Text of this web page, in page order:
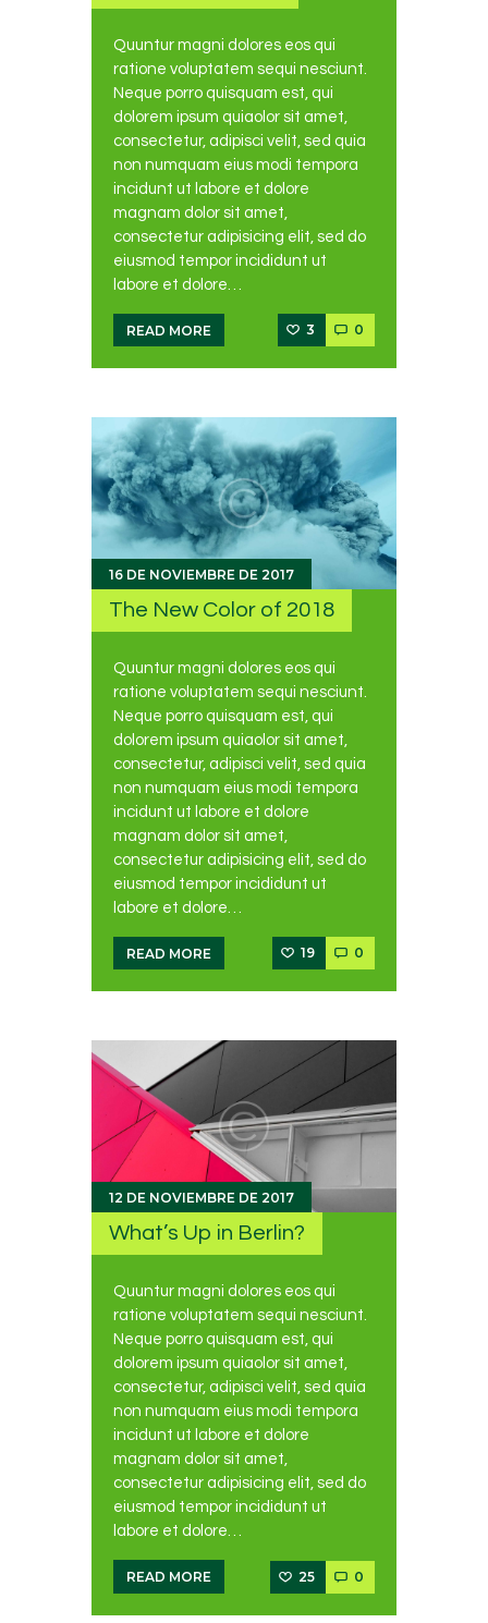
Quuntur magni dolores eos qui
ratione voluptatem sequi nesciunt.
Neque porro quisquam est, qui
dolorem ipsum quiaolor sit amet,
consectetur, adipisci velit, sed quia
non numquam eius modi tempora
incidunt ut labore et dolore
magnam dolor sit amet,
consectetur adipisicing elit, sed do
eiusmod tempor incididunt ut
labore et dolore…
READ MORE 3 0
16 DE NOVIEMBRE DE 2017
The New Color of 2018
Quuntur magni dolores eos qui
ratione voluptatem sequi nesciunt.
Neque porro quisquam est, qui
dolorem ipsum quiaolor sit amet,
consectetur, adipisci velit, sed quia
non numquam eius modi tempora
incidunt ut labore et dolore
magnam dolor sit amet,
consectetur adipisicing elit, sed do
eiusmod tempor incididunt ut
labore et dolore…
READ MORE 19 0
12 DE NOVIEMBRE DE 2017
What’s Up in Berlin?
Quuntur magni dolores eos qui
ratione voluptatem sequi nesciunt.
Neque porro quisquam est, qui
dolorem ipsum quiaolor sit amet,
consectetur, adipisci velit, sed quia
non numquam eius modi tempora
incidunt ut labore et dolore
magnam dolor sit amet,
consectetur adipisicing elit, sed do
eiusmod tempor incididunt ut
labore et dolore…
READ MORE 25 0